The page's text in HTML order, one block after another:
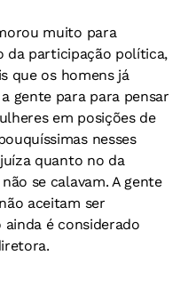
muito para
da participação política,
que os homens já
gente para para pensar
em posições de
nesses
quanto no da
se calavam. A gente
aceitam ser
ainda é considerado